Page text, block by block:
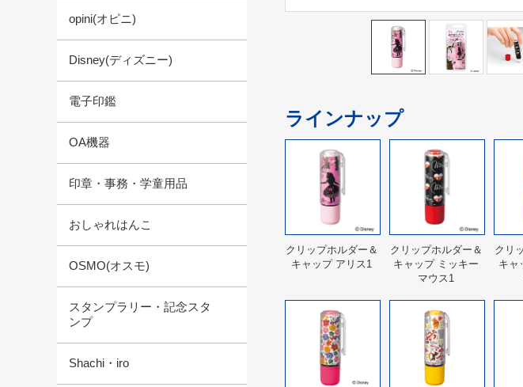
opini(オピニ)
Disney(ディズニー)
電子印鑑
OA機器
印章・事務・学童用品
おしゃれはんこ
OSMO(オスモ)
スタンプラリー・記念スタ
ンプ
Shachi・iro
ラインナップ
クリップホルダー＆
キャップ アリス1
クリップホルダー＆
キャップ ミッキー
マウス1
クリ
キャ